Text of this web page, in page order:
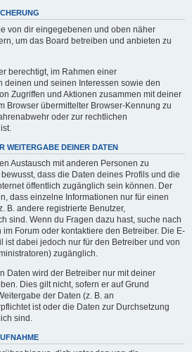
von dir eingegebenen und oben näher
um das Board betreiben und anbieten zu
berechtigt, im Rahmen einer
deinen und seinen Interessen sowie den
Zugriffen und Aktionen zusammen mit deiner
Browser übermittelter Browser-Kennung zu
oder zur rechtlichen
WEITERGABE DEINER DATEN
Austausch mit anderen Personen zu
dass die Daten deines Profils und die
öffentlich zugänglich sein können. Der
dass einzelne Informationen nur für einen
B. andere registrierte Benutzer,
sind. Wenn du Fragen dazu hast, suche nach
Forum oder kontaktiere den Betreiber. Die E-
ist dabei jedoch nur für den Betreiber und von
zugänglich.
Daten wird der Betreiber nur mit deiner
Dies gilt nicht, sofern er auf Grund
der Daten (z. B. an
ist oder die Daten zur Durchsetzung
sind.